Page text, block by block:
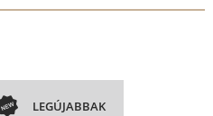
LEGÚJABBAK